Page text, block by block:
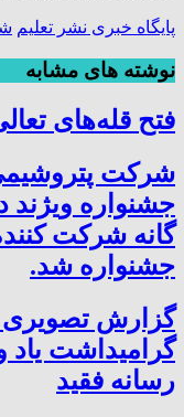
پایگاه خبری نشر تعلیم
نوشته های مشابه
فتح‌ قله‌های
شرکت
جشنواره
گانه شرکت
جشنواره شد.
گزارش
گرامیداشت
رسانه فقید